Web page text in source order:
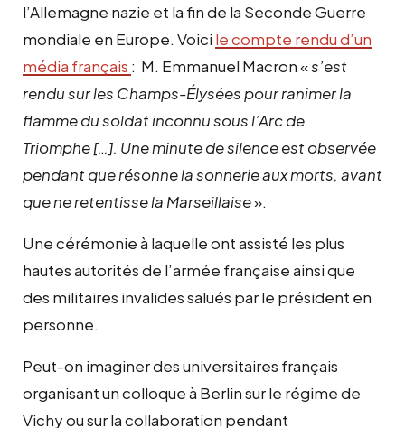
l’Allemagne nazie et la fin de la Seconde Guerre
mondiale en Europe. Voici le compte rendu d’un
média français : M. Emmanuel Macron «s’est
rendu sur les Champs-Élysées pour ranimer la
flamme du soldat inconnu sous l’Arc de
Triomphe […]. Une minute de silence est observée
pendant que résonne la sonnerie aux morts, avant
que ne retentisse la Marseillaise».
Une cérémonie à laquelle ont assisté les plus
hautes autorités de l’armée française ainsi que
des militaires invalides salués par le président en
personne.
Peut-on imaginer des universitaires français
organisant un colloque à Berlin sur le régime de
Vichy ou sur la collaboration pendant